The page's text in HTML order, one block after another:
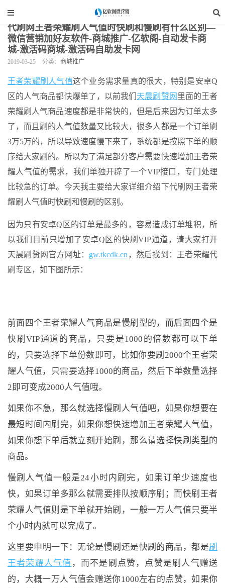
当前位置： 网站装修 > 商城推广
代刷网王者荣耀刷人气值时快刷和慢刷有什么区别—
微信营销加好友软件-商城推广-亿软阁-自动发卡商
城-激活码商城-激活码自助发卡网
2019-03-25 分类： 商城推广
王者荣耀刷人气值这个业务需求量真的很大，特别是安卓Q
区的人气商品都快爆单了，以前我们 天晨刷赞网 里面的王者
荣耀刷人气商品速度都是非常快的，但是后来因为订单太多
了，而且刷的人气值数量又比较大，很多人都是一个订单刷
3万5万的，所以导致速度慢下来了，系统都是按照下单的顺
序给大家刷的。所以为了满足部分客户需要快速增加王者荣
耀人气值的需求，我们单独开辟了一个VIP接口，专门处理
比较急的订单。今天我主要给大家详细介绍下代刷网王者荣
耀刷人气值时快刷和慢刷的区别。
因为只有安卓Q区的订单是最多的，容易造成订单堆积，所
以我们目前只增加了安卓Q区的快刷VIP通道，请大家打开
天晨刷赞网官方网址： gw.tkcdk.cn ，然后找到：王者荣耀代
刷专区，如下图所示：
前面四个王者荣耀人气商品是慢刷型的，而后面四个是
快刷VIP通道的商品，只要是1000的倍数都可以下单
的，只要选择下单份数即可，比如你要刷2000个王者荣
耀人气值，只需要选择1000的商品，然后下单数量选择
2即可变成2000人气值哦。
如果你不急，那么就选择慢刷人气值吧，如果你想要在
最短时间内刷完，如果你想快速增加王者荣耀人气值，
如果你想下单后就立刻开始刷，那么请选择快刷类型的
商品。
慢刷人气值一般是24小时内刷完，如果订单少速度也
快，如果订单多那么就需要排队按顺序刷；而快刷王者
荣耀人气值则是下单就开始刷，一般一万人气值只要半
个小时内就可以完成了。
这里要申明一下：无论是慢刷还是快刷的商品，都是刷
王者荣耀人气值 ，而不是刷点赞，点赞是刷人气赠送
的，大概一万人气值会赠送你1000左右的点赞，如果你